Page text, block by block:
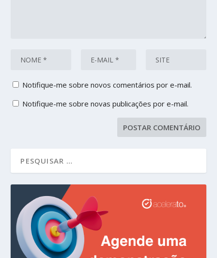
Notifique-me sobre novos comentários por e-mail.
Notifique-me sobre novas publicações por e-mail.